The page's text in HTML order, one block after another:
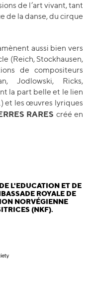
de l’art vivant, tant
de la danse, du cirque
aussi bien vers
(Reich, Stockhausen,
de compositeurs
Jodlowski, Ricks,
la part belle et le lien
et les œuvres lyriques
RARES créé en
L'EDUCATION ET DE
ROYALE DE
NORVÉGIENNE
(NKF).